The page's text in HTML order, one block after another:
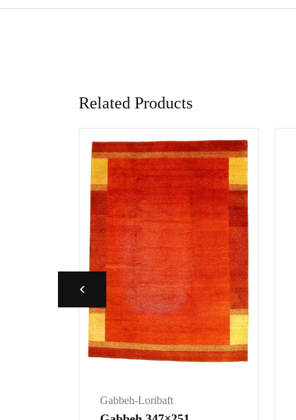
Related Products
Gabbeh-Loribaft